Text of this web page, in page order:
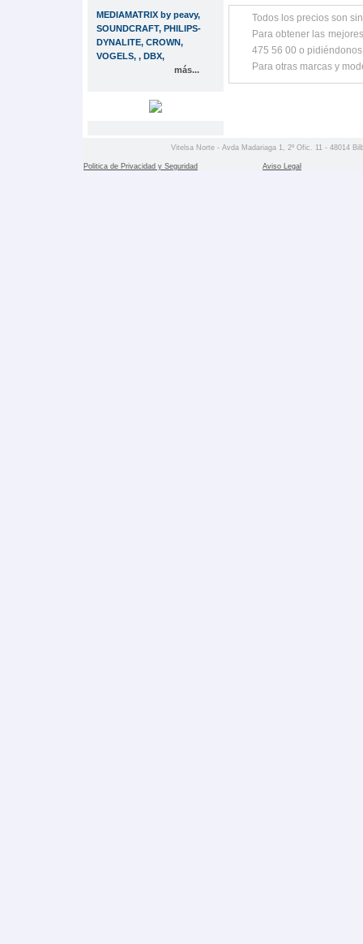
MEDIAMATRIX by peavy,
SOUNDCRAFT, PHILIPS-
DYNALITE, CROWN,
VOGELS, , DBX,
más...
Todos los precios son
Para obtener las
475 56 00 o
Para otras marcas y
Vitelsa Norte - Avda Madariaga 1, 2º Ofic. 11 - 48014
Politica de Privacidad y Seguridad Aviso Legal